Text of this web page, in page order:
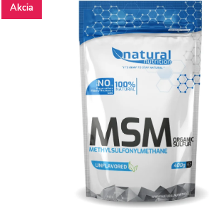
Akcia